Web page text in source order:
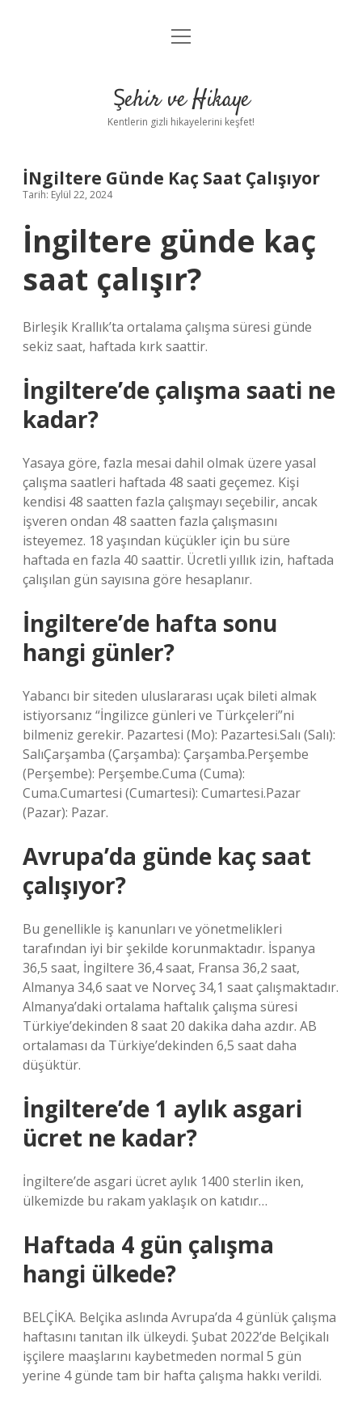
Anasayfa
Yasal Uyarı
menüyü
Şehir ve Hikaye
Kentlerin gizli hikayelerini keşfet!
İNgiltere Günde Kaç Saat Çalışıyor
Tarih: Eylül 22, 2024
İngiltere günde kaç
saat çalışır?
Birleşik Krallık’ta ortalama çalışma süresi günde
sekiz saat, haftada kırk saattir.
İngiltere’de çalışma saati ne
kadar?
Yasaya göre, fazla mesai dahil olmak üzere yasal
çalışma saatleri haftada 48 saati geçemez. Kişi
kendisi 48 saatten fazla çalışmayı seçebilir, ancak
işveren ondan 48 saatten fazla çalışmasını
isteyemez. 18 yaşından küçükler için bu süre
haftada en fazla 40 saattir. Ücretli yıllık izin, haftada
çalışılan gün sayısına göre hesaplanır.
İngiltere’de hafta sonu
hangi günler?
Yabancı bir siteden uluslararası uçak bileti almak
istiyorsanız “İngilizce günleri ve Türkçeleri”ni
bilmeniz gerekir. Pazartesi (Mo): Pazartesi.Salı (Salı):
SalıÇarşamba (Çarşamba): Çarşamba.Perşembe
(Perşembe): Perşembe.Cuma (Cuma):
Cuma.Cumartesi (Cumartesi): Cumartesi.Pazar
(Pazar): Pazar.
Avrupa’da günde kaç saat
çalışıyor?
Bu genellikle iş kanunları ve yönetmelikleri
tarafından iyi bir şekilde korunmaktadır. İspanya
36,5 saat, İngiltere 36,4 saat, Fransa 36,2 saat,
Almanya 34,6 saat ve Norveç 34,1 saat çalışmaktadır.
Almanya’daki ortalama haftalık çalışma süresi
Türkiye’dekinden 8 saat 20 dakika daha azdır. AB
ortalaması da Türkiye’dekinden 6,5 saat daha
düşüktür.
İngiltere’de 1 aylık asgari
ücret ne kadar?
İngiltere’de asgari ücret aylık 1400 sterlin iken,
ülkemizde bu rakam yaklaşık on katıdır…
Haftada 4 gün çalışma
hangi ülkede?
BELÇİKA. Belçika aslında Avrupa’da 4 günlük çalışma
haftasını tanıtan ilk ülkeydi. Şubat 2022’de Belçikalı
işçilere maaşlarını kaybetmeden normal 5 gün
yerine 4 günde tam bir hafta çalışma hakkı verildi.